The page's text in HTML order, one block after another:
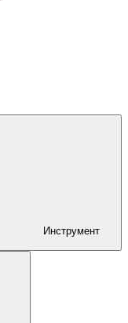
Инструмент